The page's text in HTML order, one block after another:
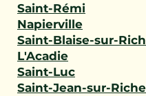
Saint-Rémi
Napierville
Saint-Blaise-sur-
L'Acadie
Saint-Luc
Saint-Jean-sur-